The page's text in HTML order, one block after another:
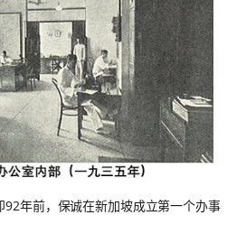
年前，保诚在新加坡成立第一个办事